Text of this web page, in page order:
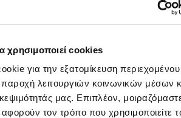
χρησιμοποιεί cookies
για την εξατομίκευση περιεχομένου
λειτουργιών κοινωνικών μέσων
μας. Επιπλέον,
τον τρόπο που χρησιμοποιείτε
SEO Web Development